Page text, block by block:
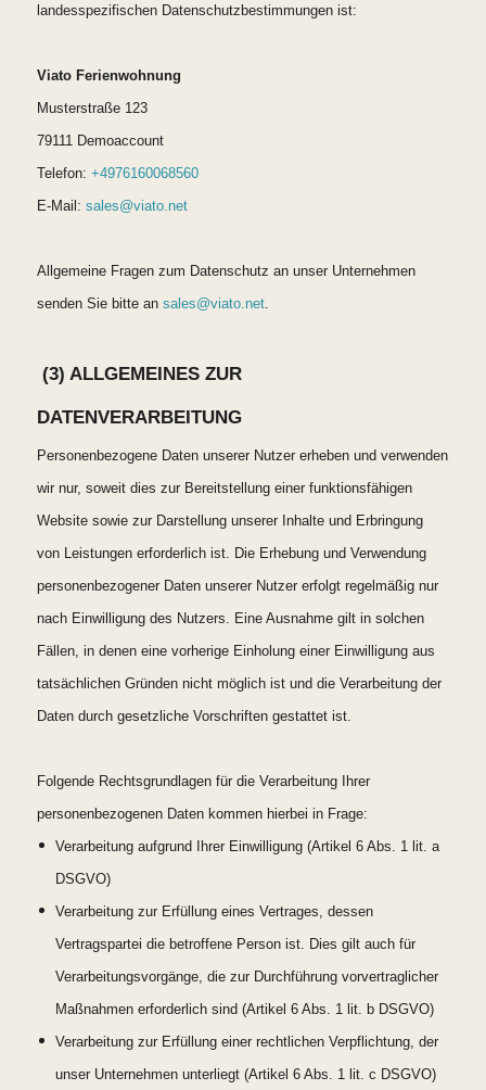
landesspezifischen Datenschutzbestimmungen ist:
Viato Ferienwohnung
Musterstraße 123
79111 Demoaccount
Telefon: +4976160068560
E-Mail: sales@viato.net
Allgemeine Fragen zum Datenschutz an unser Unternehmen
senden Sie bitte an sales@viato.net.
(3) ALLGEMEINES ZUR
DATENVERARBEITUNG
Personenbezogene Daten unserer Nutzer erheben und verwenden
wir nur, soweit dies zur Bereitstellung einer funktionsfähigen
Website sowie zur Darstellung unserer Inhalte und Erbringung
von Leistungen erforderlich ist. Die Erhebung und Verwendung
personenbezogener Daten unserer Nutzer erfolgt regelmäßig nur
nach Einwilligung des Nutzers. Eine Ausnahme gilt in solchen
Fällen, in denen eine vorherige Einholung einer Einwilligung aus
tatsächlichen Gründen nicht möglich ist und die Verarbeitung der
Daten durch gesetzliche Vorschriften gestattet ist.
Folgende Rechtsgrundlagen für die Verarbeitung Ihrer
personenbezogenen Daten kommen hierbei in Frage:
Verarbeitung aufgrund Ihrer Einwilligung (Artikel 6 Abs. 1 lit. a
DSGVO)
Verarbeitung zur Erfüllung eines Vertrages, dessen
Vertragspartei die betroffene Person ist. Dies gilt auch für
Verarbeitungsvorgänge, die zur Durchführung vorvertraglicher
Maßnahmen erforderlich sind (Artikel 6 Abs. 1 lit. b DSGVO)
Verarbeitung zur Erfüllung einer rechtlichen Verpflichtung, der
unser Unternehmen unterliegt (Artikel 6 Abs. 1 lit. c DSGVO)